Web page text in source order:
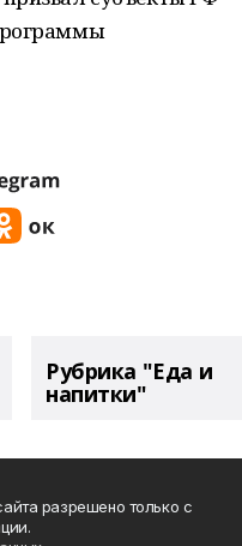
Рубрика "Еда и
напитки"
разрешено только с